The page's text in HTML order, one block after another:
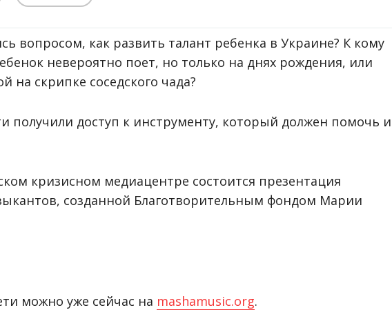
вопросом, как развить талант ребенка в Украине? К кому
невероятно поет, но только на днях рождения, или
на скрипке соседского чада?
получили доступ к инструменту, который должен помочь
кризисном медиацентре состоится презентация
созданной Благотворительным фондом Марии
можно уже сейчас на mashamusic.org.